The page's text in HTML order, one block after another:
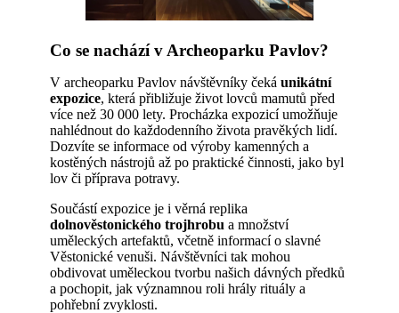
Co se nachází v Archeoparku Pavlov?
V archeoparku Pavlov návštěvníky čeká unikátní
expozice, která přibližuje život lovců mamutů před
více než 30 000 lety. Procházka expozicí umožňuje
nahlédnout do každodenního života pravěkých lidí.
Dozvíte se informace od výroby kamenných a
kostěných nástrojů až po praktické činnosti, jako byl
lov či příprava potravy.
Součástí expozice je i věrná replika
dolnověstonického trojhrobu a množství
uměleckých artefaktů, včetně informací o slavné
Věstonické venuši. Návštěvníci tak mohou
obdivovat uměleckou tvorbu našich dávných předků
a pochopit, jak významnou roli hrály rituály a
pohřební zvyklosti.